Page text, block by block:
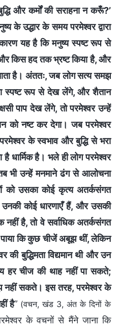
और कर्मों की सराहना न करूँ?’
के उद्धार के समय परमेश्वर द्वारा
यह है कि मनुष्य स्पष्ट रूप से
किस हद तक भ्रष्ट किया है, और
है। अंततः, जब लोग सत्य समझ
स्पष्ट रूप से देख लेंगे, और शैतान
पाप देख लेंगे, तो परमेश्वर उन्हें
को नष्ट कर देगा। जब परमेश्वर
के स्वभाव और बुद्धि से भरा
धार्मिक है। भले ही लोग परमेश्वर
भी उन्हें मनमाने ढंग से आलोचना
को उसका कोई कृत्‍य अतर्कसंगत
उनकी कोई धारणाएँ हैं, और उसकी
है, तो वे सर्वाधिक अतर्कसंगत
कि कुछ चीजें अबूझ थीं, लेकिन
की बुद्धिमता विद्यमान थी और उन
हर चीज की थाह नहीं पा सकते;
नहीं सकते। इस तरह, परमेश्वर के
है” (वचन, खंड 3, अंत के दिनों के
के वचनों से मैंने जाना कि